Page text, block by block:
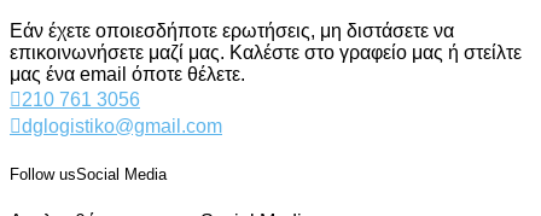
Εάν έχετε οποιεσδήποτε ερωτήσεις, μη διστάσετε να
επικοινωνήσετε μαζί μας. Καλέστε στο γραφείο μας ή στείλτε
μας ένα email όποτε θέλετε.
210 761 3056
dglogistiko@gmail.com
Follow usSocial Media